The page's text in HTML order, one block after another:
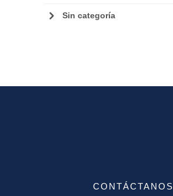
Sin categoría
CONTÁCTANOS